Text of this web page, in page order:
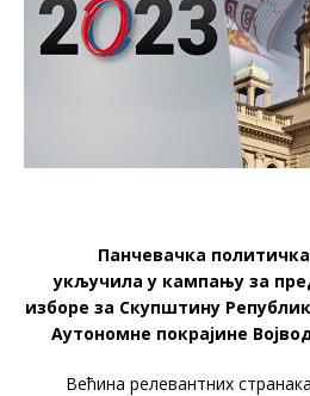
Панчевачка политичка
укључила у кампању за
изборе за Скупштину
Аутономне покрајине
Већина релевантних